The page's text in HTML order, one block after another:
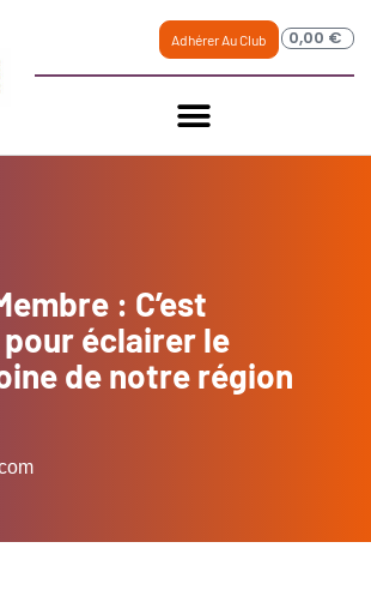
Adhérer Au Club 0,00 €
: C’est
éclairer le
de notre région